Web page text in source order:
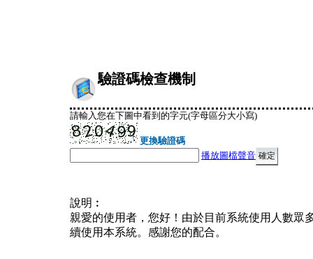
驗證碼檢查機制
請輸入您在下圖中看到的字元(字母區分大小寫)
更換驗證碼
播放圖檔聲音
說明︰
親愛的使用者，您好！由於目前系統使用人數眾
續使用本系統。感謝您的配合。